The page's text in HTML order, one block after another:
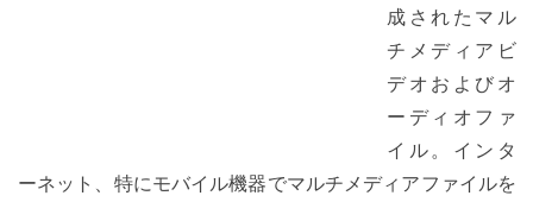
成されたマル
チメディアビ
デオおよびオ
ーディオファ
イル。インタ
ーネット、特にモバイル機器でマルチメディアファイルを